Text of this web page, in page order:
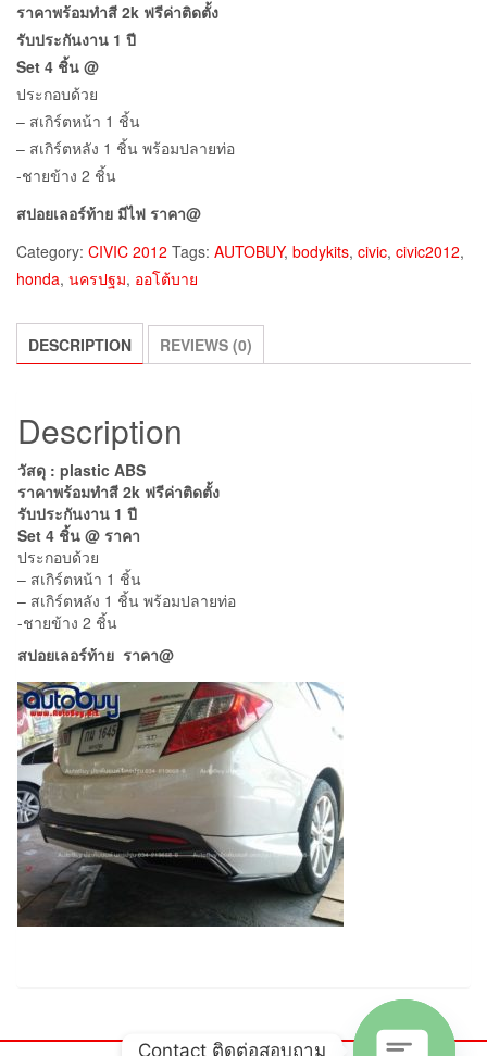
ราคาพร้อมทำสี 2k ฟรีค่าติดตั้ง
รับประกันงาน 1 ปี
Set 4 ชิ้น @
ประกอบด้วย
– สเกิร์ตหน้า 1 ชิ้น
– สเกิร์ตหลัง 1 ชิ้น พร้อมปลายท่อ
-ชายข้าง 2 ชิ้น
สปอยเลอร์ท้าย มีไฟ ราคา@
Category: CIVIC 2012 Tags: AUTOBUY, bodykits, civic, civic2012,
honda, นครปฐม, ออโต้บาย
DESCRIPTION REVIEWS (0)
Description
วัสดุ : plastic ABS
ราคาพร้อมทำสี 2k ฟรีค่าติดตั้ง
รับประกันงาน 1 ปี
Set 4 ชิ้น @ ราคา
ประกอบด้วย
– สเกิร์ตหน้า 1 ชิ้น
– สเกิร์ตหลัง 1 ชิ้น พร้อมปลายท่อ
-ชายข้าง 2 ชิ้น
สปอยเลอร์ท้าย ราคา@
Contact ติดต่อสอบถาม